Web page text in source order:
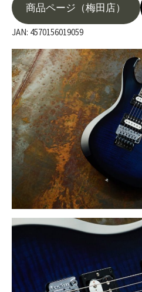
商品ページ（梅田店）
JAN: 4570156019059